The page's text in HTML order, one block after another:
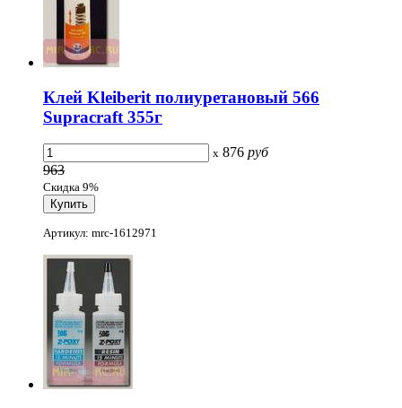
Клей Kleiberit полиуретановый 566
Supracraft 355г
x 876 руб
963
Скидка 9%
Артикул: mrc-1612971